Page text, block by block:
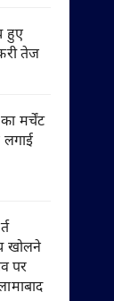
हुए
तेज
मर्चेंट
खोलने
पर